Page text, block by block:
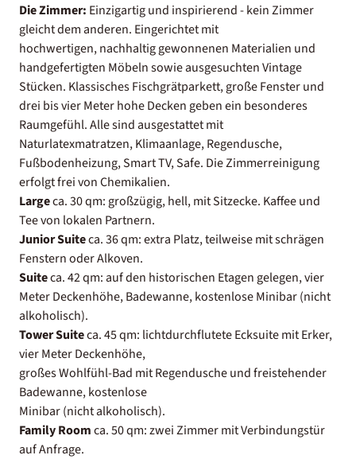
Die Zimmer: Einzigartig und inspirierend - kein Zimmer
gleicht dem anderen. Eingerichtet mit
hochwertigen, nachhaltig gewonnenen Materialien und
handgefertigten Möbeln sowie ausgesuchten Vintage
Stücken. Klassisches Fischgrätparkett, große Fenster und
drei bis vier Meter hohe Decken geben ein besonderes
Raumgefühl. Alle sind ausgestattet mit
Naturlatexmatratzen, Klimaanlage, Regendusche,
Fußbodenheizung, Smart TV, Safe. Die Zimmerreinigung
erfolgt frei von Chemikalien.
Largeca. 30 qm: großzügig, hell, mit Sitzecke. Kaffee und
Tee von lokalen Partnern.
Junior Suiteca. 36 qm: extra Platz, teilweise mit schrägen
Fenstern oder Alkoven.
Suiteca. 42 qm: auf den historischen Etagen gelegen, vier
Meter Deckenhöhe, Badewanne, kostenlose Minibar (nicht
alkoholisch).
Tower Suiteca. 45 qm: lichtdurchflutete Ecksuite mit Erker,
vier Meter Deckenhöhe,
großes Wohlfühl-Bad mit Regendusche und freistehender
Badewanne, kostenlose
Minibar (nicht alkoholisch).
Family Roomca. 50 qm: zwei Zimmer mit Verbindungstür
auf Anfrage.